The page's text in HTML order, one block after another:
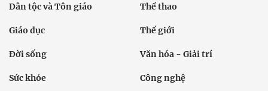
Dân tộc và Tôn giáo Thể thao
Giáo dục Thế giới
Đời sống Văn hóa - Giải trí
Sức khỏe Công nghệ